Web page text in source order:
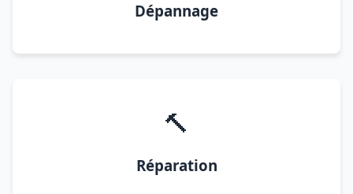
Dépannage
🔨
Réparation